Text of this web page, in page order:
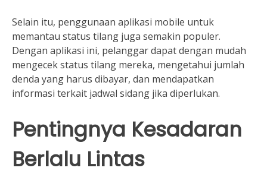
Selain itu, penggunaan aplikasi mobile untuk
memantau status tilang juga semakin populer.
Dengan aplikasi ini, pelanggar dapat dengan mudah
mengecek status tilang mereka, mengetahui jumlah
denda yang harus dibayar, dan mendapatkan
informasi terkait jadwal sidang jika diperlukan.
Pentingnya Kesadaran
Berlalu Lintas